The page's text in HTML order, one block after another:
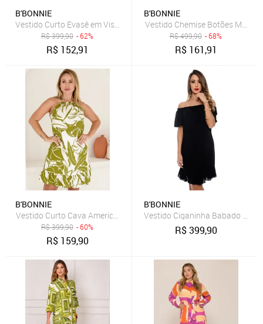
B'BONNIE
Vestido Curto Evasê em Viscose B’Bonnie Luna Verde
R$399,90 - 62%
R$ 152,91
B'BONNIE
Vestido Chemise Botões M/L
R$499,90 - 68%
R$ 161,91
B'BONNIE
Vestido Curto Cava Americana e Alças B'Bonnie Alana Flolha
R$399,90 - 60%
R$ 159,90
B'BONNIE
Vestido Ciganinha Babado na
R$399,90